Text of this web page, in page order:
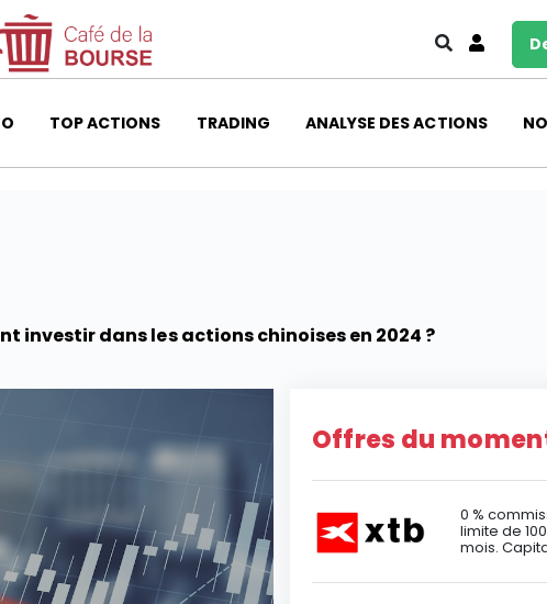
TOP ACTIONS TRADING ANALYSE DES ACTIONS
investir dans les actions chinoises en 2024 ?
Offres du
0 %
limite de
mois.